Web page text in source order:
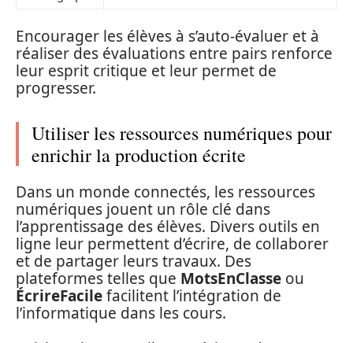
Encourager les élèves à s’auto-évaluer et à
réaliser des évaluations entre pairs renforce
leur esprit critique et leur permet de
progresser.
Utiliser les ressources numériques pour
enrichir la production écrite
Dans un monde connectés, les ressources
numériques jouent un rôle clé dans
l’apprentissage des élèves. Divers outils en
ligne leur permettent d’écrire, de collaborer
et de partager leurs travaux. Des
plateformes telles que MotsEnClasse ou
ÉcrireFacilefacilitent l’intégration de
l’informatique dans les cours.